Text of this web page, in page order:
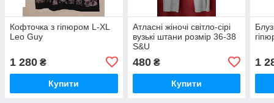
Кофточка з гіпюром L-XL
Leo Guy
1 280 ₴
Купити
Атласні жіночі світло-сірі
вузькі штани розмір 36-38
S&U
480₴
Купити
1